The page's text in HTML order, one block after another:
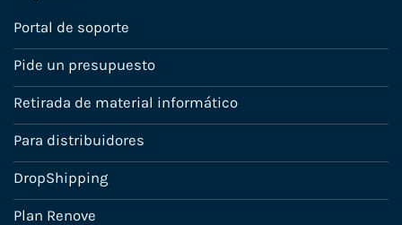
Portal de soporte
Pide un presupuesto
Retirada de material informático
Para distribuidores
DropShipping
Plan Renove